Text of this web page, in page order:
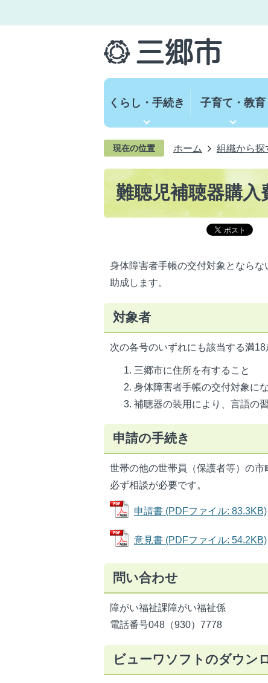
くらし・手続き 子育て・教育
現在の位置 ホーム 組織から探
難聴児補聴器購入
身体障害者手帳の交付対象となら
助成します。
対象者
次の各号のいずれにも該当する満
三郷市に住所を有すること
身体障害者手帳の交付対象に
補聴器の装用により、言語の
申請の手続き
世帯の他の世帯員（保護者等）の
必ず相談が必要です。
申請書 (PDFファイル: 83.3KB)
意見書 (PDFファイル: 54.2KB)
問い合わせ
障がい福祉課障がい福祉係
電話番号048（930）7778
ビューワソフトのダウン